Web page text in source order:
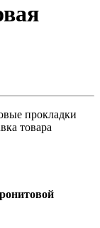
прокладки
товара